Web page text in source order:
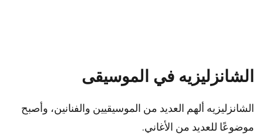
الشانزليزيه في الموسيقى
الشانزليزيه ألهم العديد من الموسيقيين والفنانين، وأصبح
موضوعًا للعديد من الأغاني.